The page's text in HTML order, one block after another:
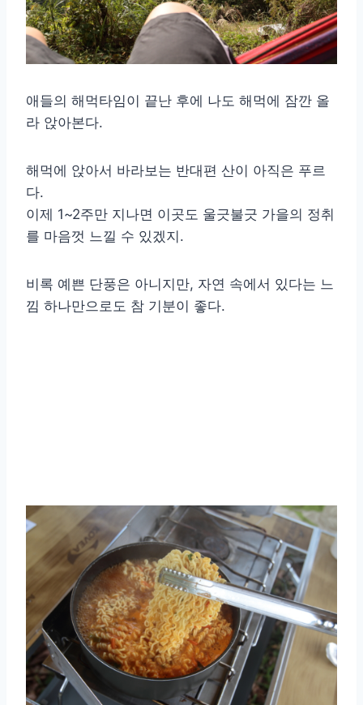
애들의 해먹타임이 끝난 후에 나도 해먹에 잠깐 올
라 앉아본다.
해먹에 앉아서 바라보는 반대편 산이 아직은 푸르
다.
이제 1~2주만 지나면 이곳도 울긋불긋 가을의 정취
를 마음껏 느낄 수 있겠지.
비록 예쁜 단풍은 아니지만, 자연 속에서 있다는 느
낌 하나만으로도 참 기분이 좋다.